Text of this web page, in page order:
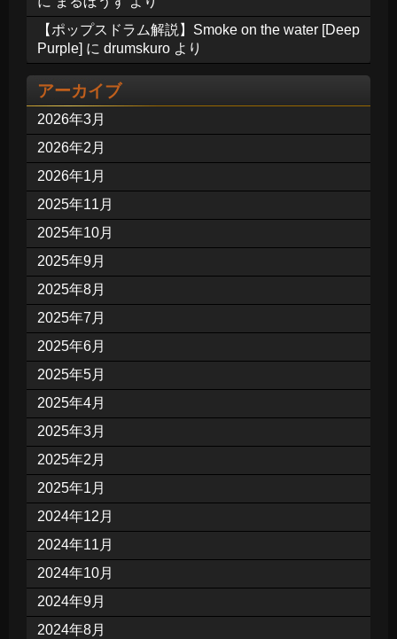
【ポップスドラム解説】Smoke on the water [Deep
Purple] に drumskuro より
アーカイブ
2026年3月
2026年2月
2026年1月
2025年11月
2025年10月
2025年9月
2025年8月
2025年7月
2025年6月
2025年5月
2025年4月
2025年3月
2025年2月
2025年1月
2024年12月
2024年11月
2024年10月
2024年9月
2024年8月